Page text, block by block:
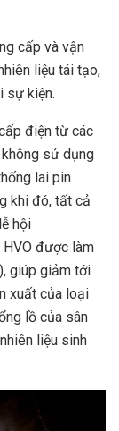
cấp và vận
liệu tái tạo,
sự kiện.
điện từ các
sử dụng
lai pin
khi đó, tất cả
hội
được làm
giúp giảm tới
xuất của loại
lồ của sân
liệu sinh